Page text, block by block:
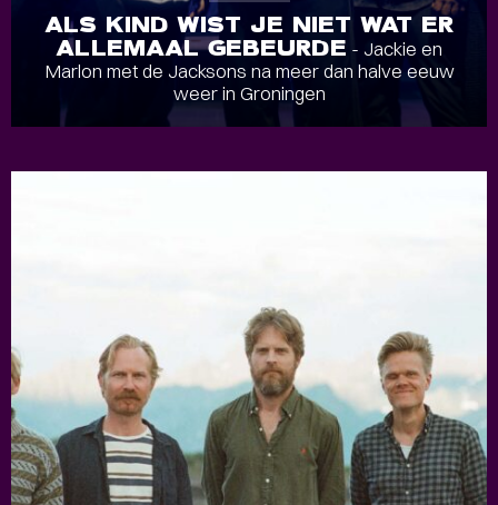
ALS KIND WIST JE NIET WAT ER
ALLEMAAL GEBEURDE - Jackie en
Marlon met de Jacksons na meer dan halve eeuw
weer in Groningen